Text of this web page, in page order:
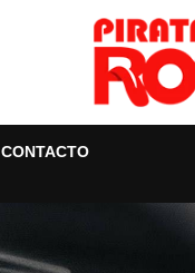
CONTACTO